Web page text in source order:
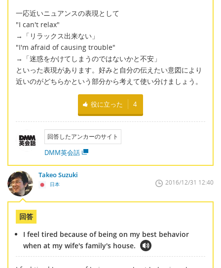
一応近いニュアンスの表現として
"I can't relax"
→「リラックス出来ない」
"I'm afraid of causing trouble"
→「迷惑をかけてしまうのではないかと不安」
といった表現があります。好みと自分の伝えたい意図により
近いのがどちらかという部分から考えて使い分けましょう。
役に立った 4
回答したアンカーのサイト
DMM英会話
Takeo Suzuki
日本 2016/12/31 12:40
回答
I feel tired because of being on my best behavior
when at my wife's family's house.